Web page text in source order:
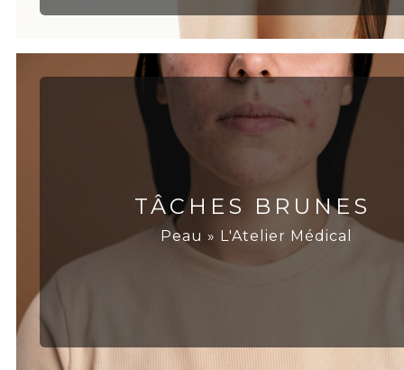
TÂCHES BRUNES
Peau » L'Atelier Médical